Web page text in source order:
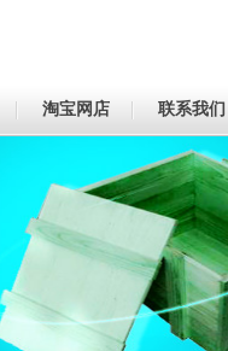
淘宝网店 联系我们